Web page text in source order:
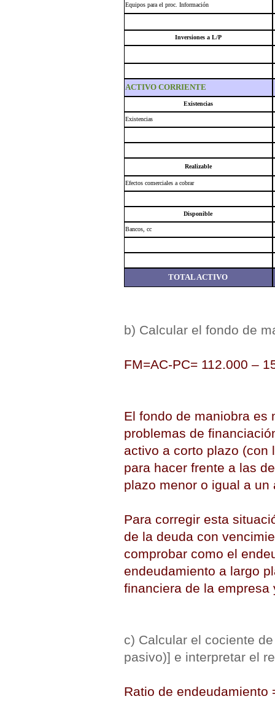
Equipos para el proc. Información
Inversiones a L/P
ACTIVO CORRIENTE
Existencias
Existencias
Realizable
Efectos comerciales a cobrar
Disponible
Bancos, cc
TOTAL ACTIVO
b) Calcular el fondo de
FM=AC-PC= 112.000 –
El fondo de maniobra es
problemas de
activo a corto plazo (con
para hacer frente a las
plazo menor o igual a un
Para corregir esta
de la deuda con
comprobar como el
endeudamiento a largo
financiera de la
c) Calcular el cociente
pasivo)] e interpretar el
Ratio de endeudamiento